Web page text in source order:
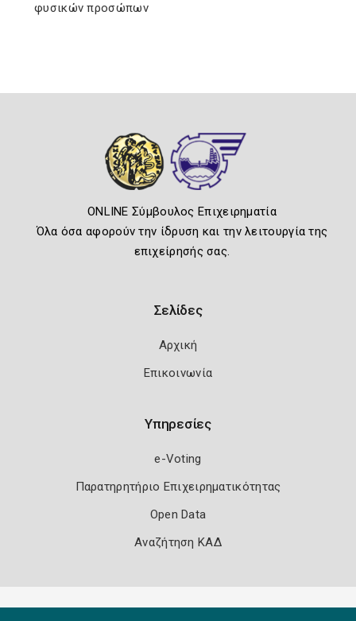
φυσικών προσώπων
ONLINE Σύμβουλος Επιχειρηματία
Όλα όσα αφορούν την ίδρυση και την λειτουργία της
επιχείρησής σας.
Σελίδες
Αρχική
Επικοινωνία
Υπηρεσίες
e-Voting
Παρατηρητήριο Επιχειρηματικότητας
Open Data
Αναζήτηση ΚΑΔ